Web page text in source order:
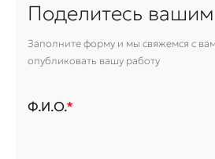
Поделитесь
Заполните форму и мы свяжемся с
опубликовать вашу работу
Ф.И.О.*